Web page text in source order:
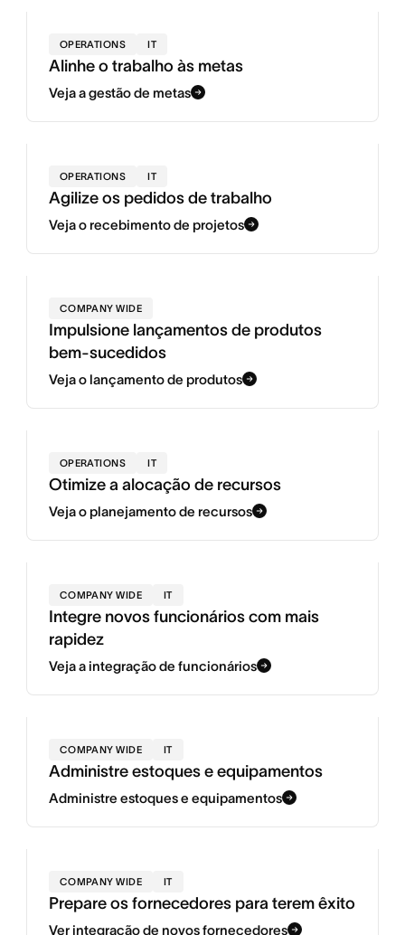
OPERATIONS IT
Alinhe o trabalho às metas
Veja a gestão de metas
OPERATIONS IT
Agilize os pedidos de trabalho
Veja o recebimento de projetos
COMPANY WIDE
Impulsione lançamentos de produtos
bem-sucedidos
Veja o lançamento de produtos
OPERATIONS IT
Otimize a alocação de recursos
Veja o planejamento de recursos
COMPANY WIDE IT
Integre novos funcionários com mais
rapidez
Veja a integração de funcionários
COMPANY WIDE IT
Administre estoques e equipamentos
Administre estoques e equipamentos
COMPANY WIDE IT
Prepare os fornecedores para terem êxito
Ver integração de novos fornecedores